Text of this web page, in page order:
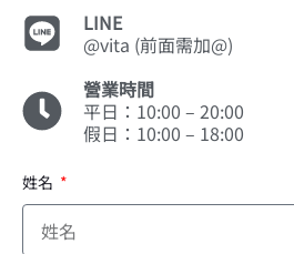
LINE
@vita (前面需加@)
營業時間
平日：10:00 – 20:00
假日：10:00 – 18:00
姓名